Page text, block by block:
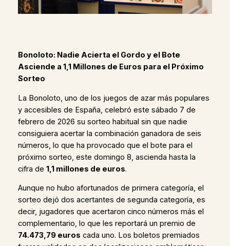
Bonoloto: Nadie Acierta el Gordo y el Bote
Asciende a 1,1 Millones de Euros para el Próximo
Sorteo
La Bonoloto, uno de los juegos de azar más populares
y accesibles de España, celebró este sábado 7 de
febrero de 2026 su sorteo habitual sin que nadie
consiguiera acertar la combinación ganadora de seis
números, lo que ha provocado que el bote para el
próximo sorteo, este domingo 8, ascienda hasta la
cifra de 1,1 millones de euros.
Aunque no hubo afortunados de primera categoría, el
sorteo dejó dos acertantes de segunda categoría, es
decir, jugadores que acertaron cinco números más el
complementario, lo que les reportará un premio de
74.473,79 euros cada uno. Los boletos premiados